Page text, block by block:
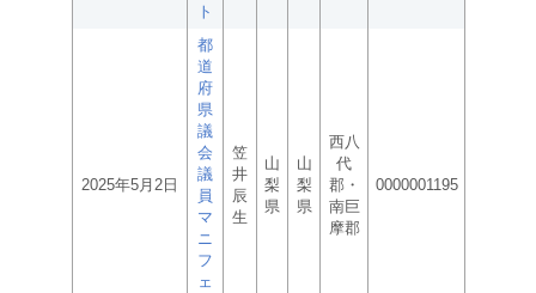
ト
2025年5月2日
都
道
府
県
議
会
議
員
マ
ニ
フ
ェ
笠
井
辰
生
山
梨
県
山
梨
県
西八
代
郡・
南巨
摩郡
0000001195